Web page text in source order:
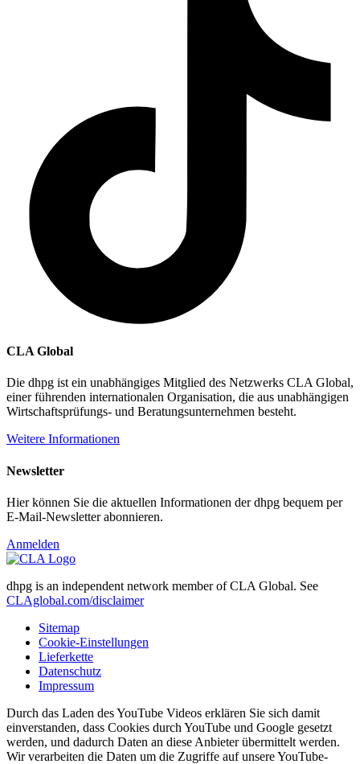
CLA Global
Die dhpg ist ein unabhängiges Mitglied des Netzwerks CLA Global,
einer führenden internationalen Organisation, die aus unabhängigen
Wirtschaftsprüfungs- und Beratungsunternehmen besteht.
Weitere Informationen
Newsletter
Hier können Sie die aktuellen Informationen der dhpg bequem per
E-Mail-Newsletter abonnieren.
Anmelden
dhpg is an independent network member of CLA Global. See
CLAglobal.com/disclaimer
Sitemap
Cookie-Einstellungen
Lieferkette
Datenschutz
Impressum
Durch das Laden des YouTube Videos erklären Sie sich damit
einverstanden, dass Cookies durch YouTube und Google gesetzt
werden, und dadurch Daten an diese Anbieter übermittelt werden.
Wir verarbeiten die Daten um die Zugriffe auf unsere YouTube-